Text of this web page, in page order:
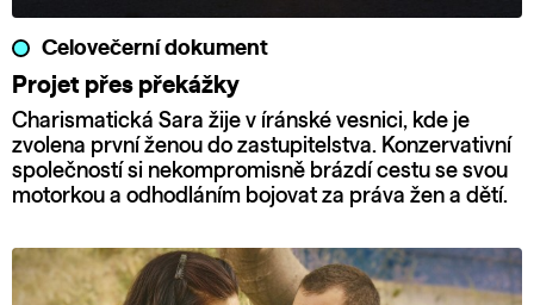
Celovečerní dokument
Projet přes překážky
Charismatická Sara žije v íránské vesnici, kde je
zvolena první ženou do zastupitelstva. Konzervativní
společností si nekompromisně brázdí cestu se svou
motorkou a odhodláním bojovat za práva žen a dětí.